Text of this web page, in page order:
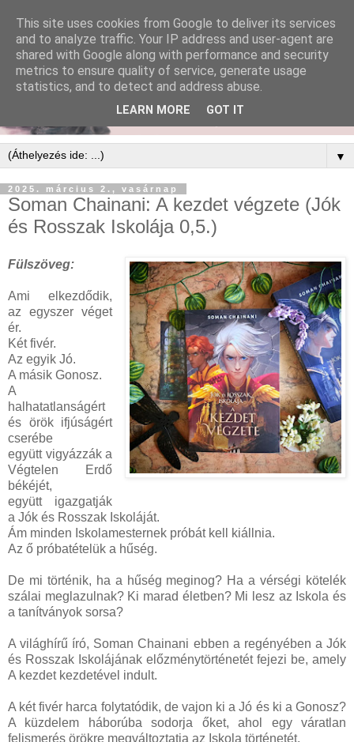
▼
2025. március 2., vasárnap
Soman Chainani: A ​kezdet végzete (Jók
és Rosszak Iskolája 0,5.)
Fülszöveg:
Ami elkezdődik,
az egyszer véget
ér.
Két fivér.
Az egyik Jó.
A másik Gonosz.
A
halhatatlanságért
és örök ifjúságért
cserébe
együtt vigyázzák a
Végtelen Erdő
békéjét,
együtt igazgatják
a Jók és Rosszak Iskoláját.
Ám minden Iskolamesternek próbát kell kiállnia.
Az ő próbatételük a hűség.
De mi történik, ha a hűség meginog? Ha a vérségi kötelék
szálai meglazulnak? Ki marad életben? Mi lesz az Iskola és
a tanítványok sorsa?
A világhírű író, Soman Chainani ebben a regényében a Jók
és Rosszak Iskolájának előzménytörténetét fejezi be, amely
A kezdet kezdetével indult.
A két fivér harca folytatódik, de vajon ki a Jó és ki a Gonosz?
A küzdelem háborúba sodorja őket, ahol egy váratlan
felismerés örökre megváltoztatja az Iskola történetét.
This site uses cookies from Google to deliver its services
and to analyze traffic. Your IP address and user-agent are
shared with Google along with performance and security
metrics to ensure quality of service, generate usage
statistics, and to detect and address abuse.
LEARN MORE GOT IT